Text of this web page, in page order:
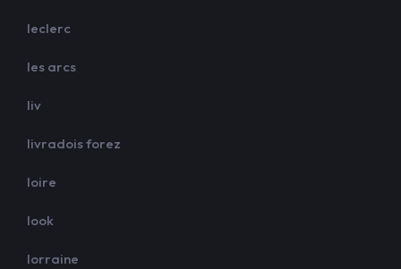
leclerc
les arcs
liv
livradois forez
loire
look
lorraine